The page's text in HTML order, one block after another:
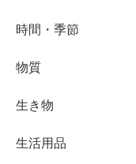
時間・季節
物質
生き物
生活用品